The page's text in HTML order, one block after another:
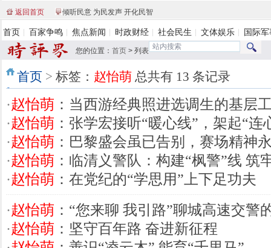
返回首页 倾听民意 为民发声 开化民智
首页 百家争鸣 焦点新闻 时政财经 社会民生 文体娱乐 国际
您的位置： 首页 > 列表
首页 > 标签： 赵怡萌 总共有 13 条记录
·赵怡萌 ：当西游经典照进选调生的基层
·赵怡萌 ：张学宏接听“暖心线”，架起“连
·赵怡萌 ：巴黎盛会虽已告别，赛场精神
·赵怡萌 ：临清义警队：构建“枫警”线 筑
·赵怡萌 ：在党纪的“学思用”上下足功夫
·赵怡萌 ：“您来聊 我引路”聊城高速交警
·赵怡萌 ：坚守百年路 奋进新征程